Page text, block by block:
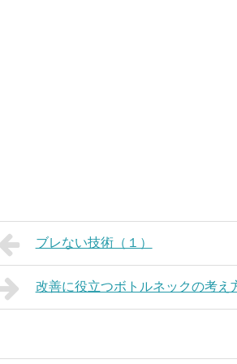
ブレない技術（１）
改善に役立つボトルネックの考え